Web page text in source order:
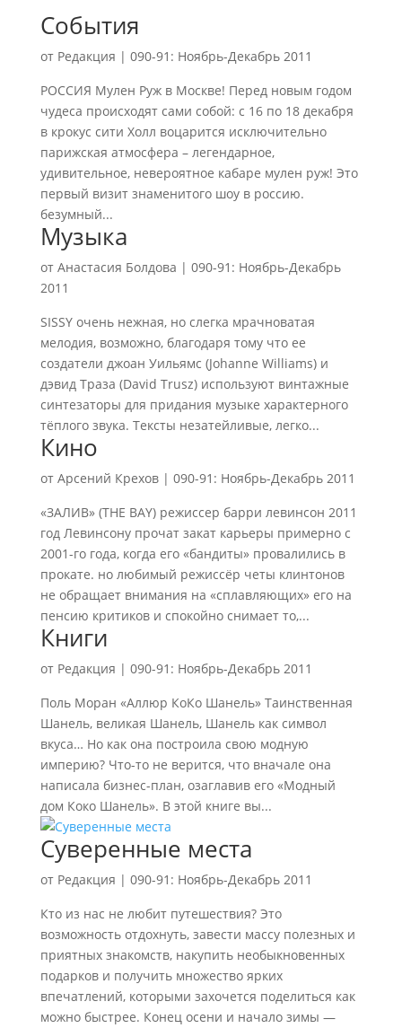
События
от Редакция | 090-91: Ноябрь-Декабрь 2011
РОССИЯ Мулен Руж в Москве! Перед новым годом
чудеса происходят сами собой: с 16 по 18 декабря
в крокус сити Холл воцарится исключительно
парижская атмосфера – легендарное,
удивительное, невероятное кабаре мулен руж! Это
первый визит знаменитого шоу в россию.
безумный...
Музыка
от Анастасия Болдова | 090-91: Ноябрь-Декабрь
2011
SISSY очень нежная, но слегка мрачноватая
мелодия, возможно, благодаря тому что ее
создатели джоан Уильямс (Johanne Williams) и
дэвид Траза (David Trusz) используют винтажные
синтезаторы для придания музыке характерного
тёплого звука. Тексты незатейливые, легко...
Кино
от Арсений Крехов| 090-91: Ноябрь-Декабрь 2011
«ЗАЛИВ» (THE BAY) режиссер барри левинсон 2011
год Левинсону прочат закат карьеры примерно с
2001-го года, когда его «бандиты» провалились в
прокате. но любимый режиссёр четы клинтонов
не обращает внимания на «сплавляющих» его на
пенсию критиков и спокойно снимает то,...
Книги
от Редакция | 090-91: Ноябрь-Декабрь 2011
Поль Моран «Аллюр КоКо Шанель» Таинственная
Шанель, великая Шанель, Шанель как символ
вкуса… Но как она построила свою модную
империю? Что-то не верится, что вначале она
написала бизнес-план, озаглавив его «Модный
дом Коко Шанель». В этой книге вы...
Суверенные места
от Редакция | 090-91: Ноябрь-Декабрь 2011
Кто из нас не любит путешествия? Это
возможность отдохнуть, завести массу полезных и
приятных знакомств, накупить необыкновенных
подарков и получить множество ярких
впечатлений, которыми захочется поделиться как
можно быстрее. Конец осени и начало зимы —